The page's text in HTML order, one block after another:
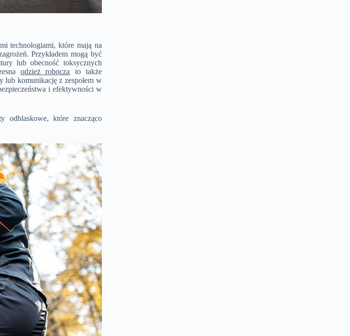
technologiami, które mają na
Przykładem mogą być
lub obecność toksycznych
odzież robocza to także
komunikację z zespołem w
i efektywności w
odblaskowe, które znacząco